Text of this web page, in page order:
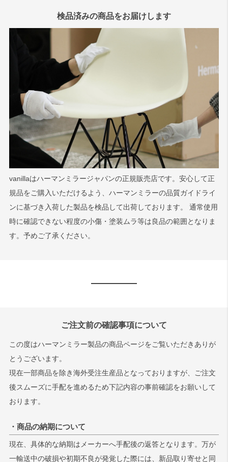
検品済みの商品をお届けします
vanillaはハーマンミラージャパンの正規販売店です。安心して正
規品をご購入いただけるよう、ハーマンミラーの品質ガイドライ
ンに基づき入荷した製品を検品して出荷しております。 通常使用
時に確認できない程度の小傷・塗装ムラ等は良品の範囲となりま
す。予めご了承ください。
ご注文前の確認事項について
この度はハーマンミラー製品の商品ページをご覧いただきありが
とうございます。
現在一部商品を除き海外受注生産品となっておりますが、ご注文
後スムーズに手配を進めるため下記内容の事前確認をお願いして
おります。
・商品の納期について
現在、具体的な納期はメーカーへ手配後の返答となります。万が
一輸送中の破損や初期不良が発覚した際には、新品取り寄せと同